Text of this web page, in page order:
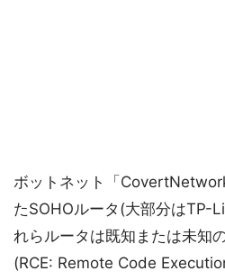
ボットネット「
たSOHOルータ(大部分はTP-
れらルータは既知または未知
(RCE: Remote Code